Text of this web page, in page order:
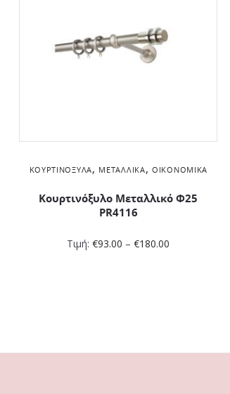
ΚΟΥΡΤΙΝΌΞΥΛΑ, ΜΕΤΑΛΛΙΚΆ,ΟΙΚΟΝΟΜΙΚΆ
Κουρτινόξυλο Μεταλλικό Φ25
PR4116
Τιμή:€93.00 –€180.00